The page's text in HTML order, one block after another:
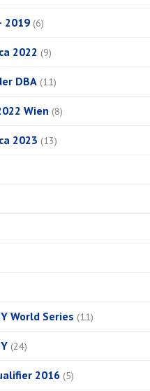
2019 (6)
2022 (9)
DBA (11)
Wien (8)
2023 (13)
World Series (11)
(24)
2016 (5)